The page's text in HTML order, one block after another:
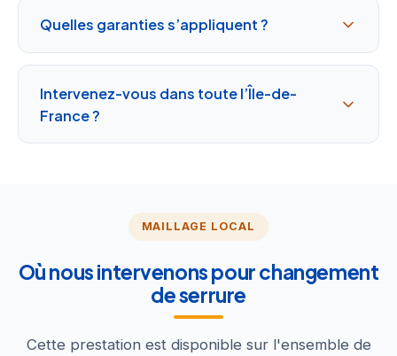
Quelles garanties s’appliquent ?
Intervenez-vous dans toute l’Île-de-
France ?
MAILLAGE LOCAL
Où nous intervenons pour changement
de serrure
Cette prestation est disponible sur l'ensemble de